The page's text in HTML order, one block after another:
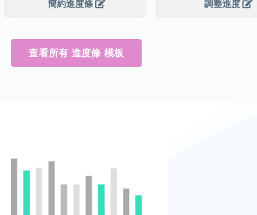
簡約進度條 調整進度
查看所有 進度條 模板